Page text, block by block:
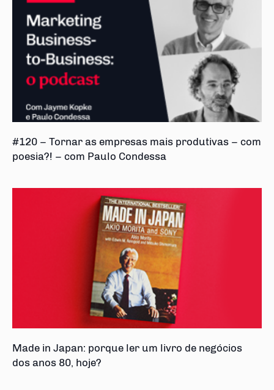
#120 – Tornar as empresas mais produtivas – com
poesia?! – com Paulo Condessa
Made in Japan: porque ler um livro de negócios
dos anos 80, hoje?